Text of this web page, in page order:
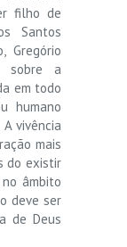
filho de
Santos
Gregório
sobre a
em todo
humano
vivência
mais
do existir
âmbito
deve ser
de Deus